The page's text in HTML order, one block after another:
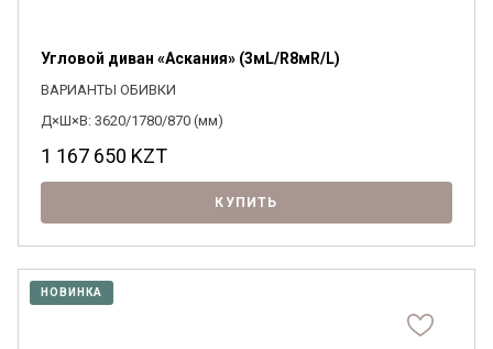
Угловой диван «Аскания» (3мL/R8мR/L)
ВАРИАНТЫ ОБИВКИ
Д×Ш×В: 3620/1780/870 (мм)
1 167 650 KZT
КУПИТЬ
НОВИНКА